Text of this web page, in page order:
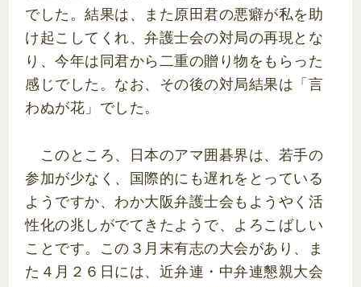
でした。結果は、また原田君の悪癖が私を助
け起こしてくれ、弁護士会の対局の再現とな
り、今年は同君から二重の贈り物をもらった
感じでした。なお、その後の対局結果は「言
わぬが花」でした。
このところ、日本のアマ囲碁界は、若手の
参加が少なく、国際的にも遅れをとっている
ようですか、わか大阪弁護士会もようやく活
性化の兆しがでてきたようで、よろこばしい
ことです。この３月末有志の大会があり、ま
た４月２６日には、近弁連・中弁連懇親大会